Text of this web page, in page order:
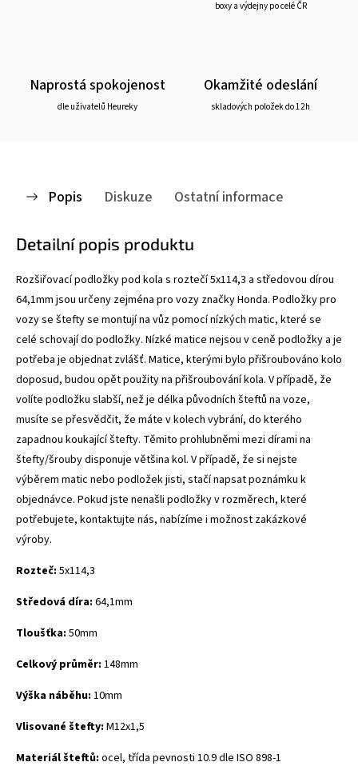
boxy a výdejny po celé ČR
Naprostá spokojenost
dle uživatelů Heureky
Okamžité odeslání
skladových položek do 12h
Popis Diskuze Ostatní informace
Detailní popis produktu
Rozšiřovací podložky pod kola s roztečí 5x114,3 a středovou dírou
64,1mm jsou určeny zejména pro vozy značky Honda. Podložky pro
vozy se štefty se montují na vůz pomocí nízkých matic, které se
celé schovají do podložky. Nízké matice nejsou v ceně podložky a je
potřeba je objednat zvlášť. Matice, kterými bylo přišroubováno kolo
doposud, budou opět použity na přišroubování kola. V případě, že
volíte podložku slabší, než je délka původních šteftů na voze,
musíte se přesvědčit, že máte v kolech vybrání, do kterého
zapadnou koukající štefty. Těmito prohlubněmi mezi dírami na
štefty/šrouby disponuje většina kol. V případě, že si nejste
výběrem matic nebo podložek jisti, stačí napsat poznámku k
objednávce. Pokud jste nenašli podložky v rozměrech, které
potřebujete, kontaktujte nás, nabízíme i možnost zakázkové
výroby.
Rozteč: 5x114,3
Středová díra: 64,1mm
Tloušťka: 50mm
Celkový průměr: 148mm
Výška náběhu: 10mm
Vlisované štefty: M12x1,5
Materiál šteftů: ocel, třída pevnosti 10.9 dle ISO 898-1